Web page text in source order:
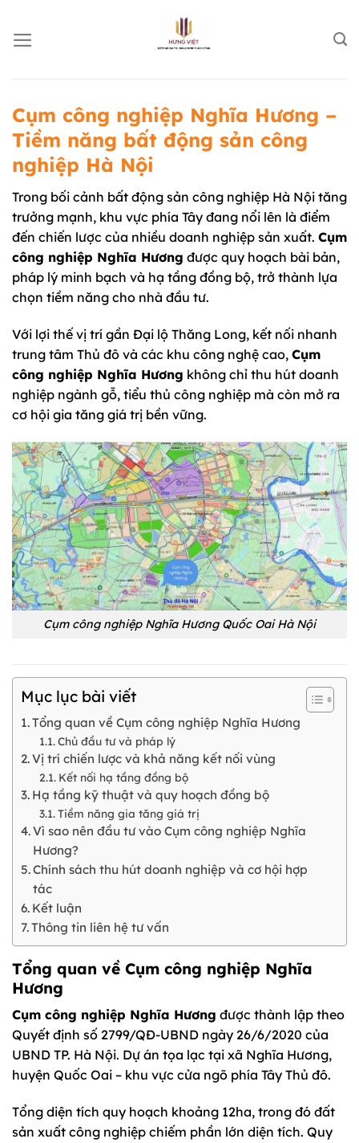
đến
nội
Cụm công nghiệp Nghĩa Hương –
Tiềm năng bất động sản công
nghiệp Hà Nội
Trong bối cảnh bất động sản công nghiệp Hà Nội tăng
trưởng mạnh, khu vực phía Tây đang nổi lên là điểm
đến chiến lược của nhiều doanh nghiệp sản xuất. Cụm
công nghiệp Nghĩa Hương được quy hoạch bài bản,
pháp lý minh bạch và hạ tầng đồng bộ, trở thành lựa
chọn tiềm năng cho nhà đầu tư.
Với lợi thế vị trí gần Đại lộ Thăng Long, kết nối nhanh
trung tâm Thủ đô và các khu công nghệ cao, Cụm
công nghiệp Nghĩa Hương không chỉ thu hút doanh
nghiệp ngành gỗ, tiểu thủ công nghiệp mà còn mở ra
cơ hội gia tăng giá trị bền vững.
Cụm công nghiệp Nghĩa Hương Quốc Oai Hà Nội
Mục lục bài viết
Tổng quan về Cụm công nghiệp Nghĩa Hương
Chủ đầu tư và pháp lý
Vị trí chiến lược và khả năng kết nối vùng
Kết nối hạ tầng đồng bộ
Hạ tầng kỹ thuật và quy hoạch đồng bộ
Tiềm năng gia tăng giá trị
Vì sao nên đầu tư vào Cụm công nghiệp Nghĩa
Hương?
Chính sách thu hút doanh nghiệp và cơ hội hợp
tác
Kết luận
Thông tin liên hệ tư vấn
Tổng quan về Cụm công nghiệp Nghĩa
Hương
Cụm công nghiệp Nghĩa Hương được thành lập theo
Quyết định số 2799/QĐ-UBND ngày 26/6/2020 của
UBND TP. Hà Nội. Dự án tọa lạc tại xã Nghĩa Hương,
huyện Quốc Oai – khu vực cửa ngõ phía Tây Thủ đô.
Tổng diện tích quy hoạch khoảng 12ha, trong đó đất
sản xuất công nghiệp chiếm phần lớn diện tích. Quy